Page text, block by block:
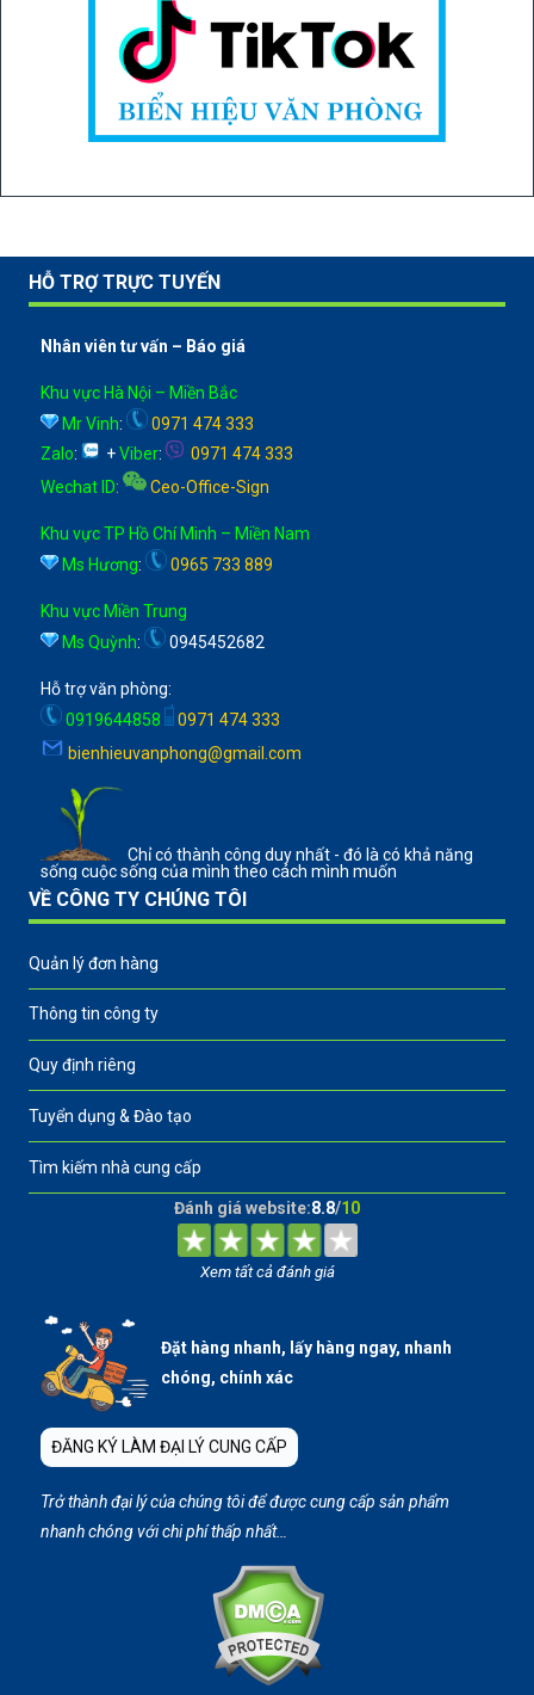
HỖ TRỢ TRỰC TUYẾN
Nhân viên tư vấn – Báo giá
Khu vực Hà Nội – Miền Bắc
Mr Vinh:
0971 474 333
Zalo: +Viber:
0971 474 333
Wechat ID: Ceo-Office-Sign
Khu vực TP Hồ Chí Minh – Miền Nam
Ms Hương: 0965 733 889
Khu vực Miền Trung
Ms Quỳnh: 0945452682
Hỗ trợ văn phòng:
0919644858
0971 474 333
bienhieuvanphong@gmail.com
Chỉ có thành công duy nhất - đó là có khả năng
sống cuộc sống của mình theo cách mình muốn
VỀ CÔNG TY CHÚNG TÔI
Quản lý đơn hàng
Thông tin công ty
Quy định riêng
Tuyển dụng & Đào tạo
Tìm kiếm nhà cung cấp
Đánh giá website:8.8/10
Xem tất cả đánh giá
Đặt hàng nhanh, lấy hàng ngay, nhanh
chóng, chính xác
ĐĂNG KÝ LÀM ĐẠI LÝ CUNG CẤP
Trở thành đại lý của chúng tôi để được cung cấp sản phẩm
nhanh chóng với chi phí thấp nhất…